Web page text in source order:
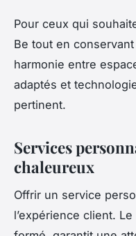
Pour ceux qui
Be tout en
harmonie entre
adaptés et
pertinent.
Services
chaleureux
Offrir un service
l’expérience client.